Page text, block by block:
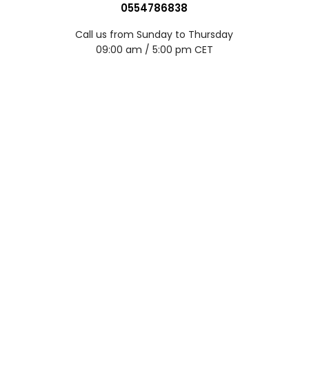
0554786838
Call us from Sunday to Thursday
09:00 am / 5:00 pm CET